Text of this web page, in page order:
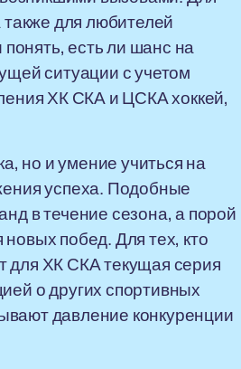
для любителей
понять, есть ли шанс на
ситуации с учетом
ХК СКА и ЦСКА хоккей,
но и умение учиться на
успеха. Подобные
в течение сезона, а порой
побед. Для тех, кто
для ХК СКА текущая серия
о других спортивных
давление конкуренции